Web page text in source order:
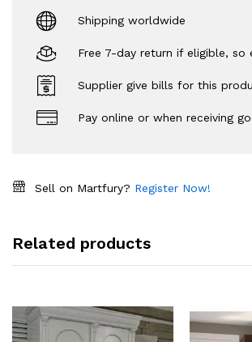
Shipping worldwide
Free 7-day return if eligible, so
Supplier give bills for this
Pay online or when receiving
Sell on Martfury? Register Now!
Related products